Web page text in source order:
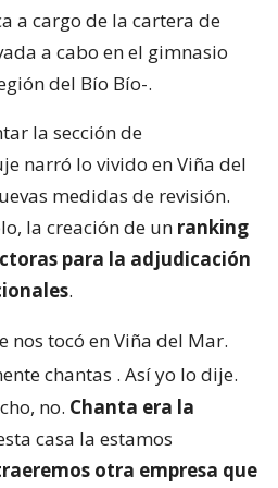
a cargo de la cartera de
a cabo en el gimnasio
del Bío Bío-.
la sección de
narró lo vivido en Viña del
medidas de revisión.
la creación de un ranking
para la adjudicación
.
nos tocó en Viña del Mar.
chantas . Así yo lo dije.
no. Chanta era la
casa la estamos
otra empresa que